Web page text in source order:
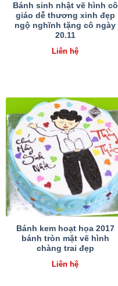
Bánh sinh nhật vẽ hình cô
giáo dễ thương xinh đẹp
ngộ nghĩnh tặng cô ngày
20.11
Liên hệ
Bánh kem hoạt họa 2017
bánh tròn mặt vẽ hình
chàng trai đẹp
Liên hệ